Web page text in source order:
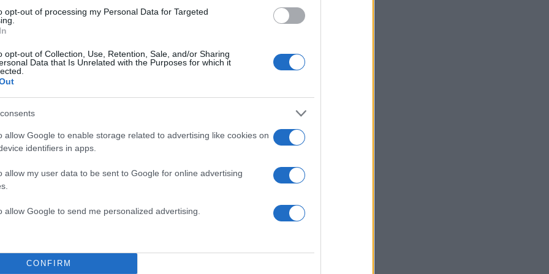
opt-out of processing my Personal Data for Targeted
opt-out of Collection, Use, Retention, Sale, and/or Sharing
Data that Is Unrelated with the Purposes for which it
allow Google to enable storage related to advertising like cookies on
identifiers in apps.
allow my user data to be sent to Google for online advertising
allow Google to send me personalized advertising.
CONFIRM
ξεπέρασε τον Κόμπι Μπράιαντ, με τον Μπαμ Αντεμπάγιο
και να δηλώνει: “Πολλά συναισθήματα τη στιγμή που
Δεν ήμουν κάποιος που είχε τον τίτλο του σκόρερ,
το να πετυχαίνω 83 πόντους είναι μια σημαντική
δεχθεί τα συγχαριτήρια του θρυλικού προπονητή, Πατ
ΔΙΑΦΗΜΙΣΗ